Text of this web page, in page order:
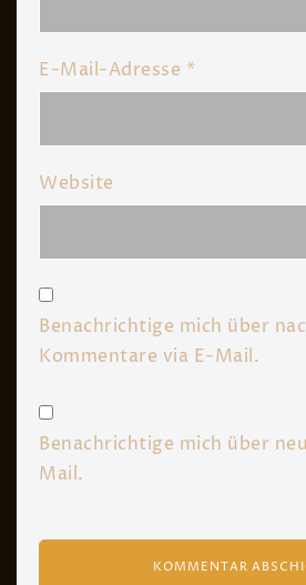
E-Mail-Adresse *
Website
Benachrichtige mich über
Kommentare via E-Mail.
Benachrichtige mich über
Mail.